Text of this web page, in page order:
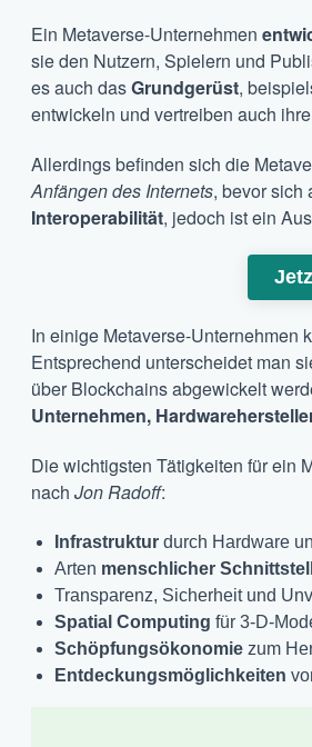
Ein Metaverse-Unternehmen
sie den Nutzern, Spielern und
es auch dasGrundgerüst,
entwickeln und vertreiben auch ihre
Allerdings befinden sich die
Anfängen des Internets, bevor sich
Interoperabilität, jedoch ist ein
In einige Metaverse-Unternehmen
Entsprechend unterscheidet man
über Blockchains abgewickelt
Unternehmen,
Die wichtigsten Tätigkeiten für ein
nach Jon Radoff:
Infrastruktur durch Hardware
Arten menschlicher
Transparenz, Sicherheit und
Spatial Computing für 3-D-
Schöpfungsökonomie zum
Entdeckungsmöglichkeiten